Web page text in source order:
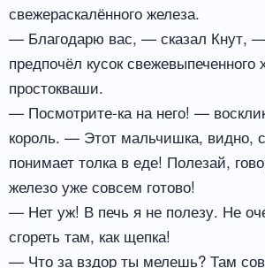
свежераскалённого железа.
— Благодарю вас, — сказал Кнут,
предпочёл кусок
простокваши.
— Посмотрите-ка на него! —
король. — Этот мальчишка, видно,
понимает толка в еде! Полезай,
железо уже совсем готово!
— Нет уж! В печь я не полезу. Не
сгореть там, как щепка!
— Что за вздор ты мелешь? Там